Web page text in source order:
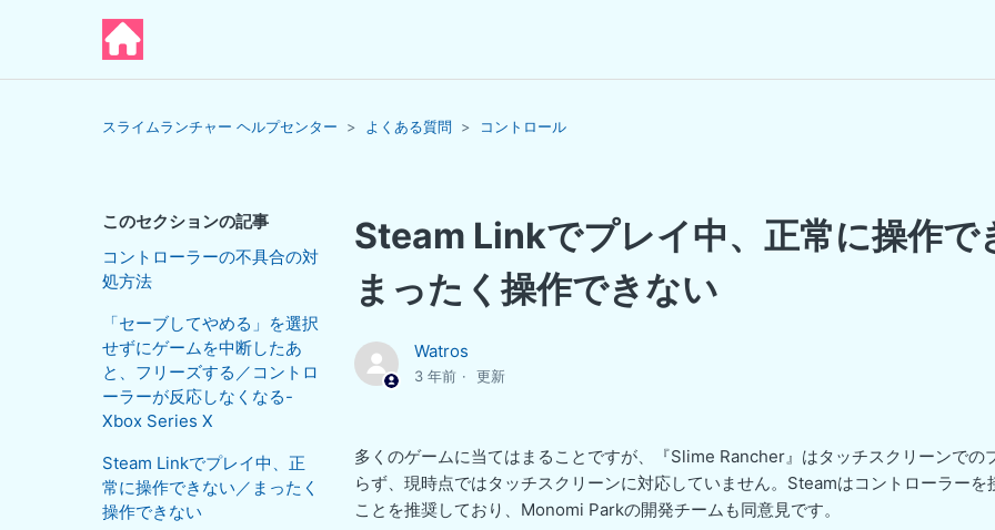
スライムランチャー ヘルプセンター よくある質問 コントロール
このセクションの記事
コントローラーの不具合の対
処方法
「セーブしてやめる」を選択
せずにゲームを中断したあ
と、フリーズする／コントロ
ーラーが反応しなくなる-
Xbox Series X
Steam Linkでプレイ中、正
常に操作できない／まったく
操作できない
Steam Linkでプレイ中、正常に操作で
まったく操作できない
Watros
3 年前 更新
多くのゲームに当てはまることですが、『Slime Rancher』はタッチスクリーンでの
らず、現時点ではタッチスクリーンに対応していません。Steamはコントローラーを
ことを推奨しており、Monomi Parkの開発チームも同意見です。